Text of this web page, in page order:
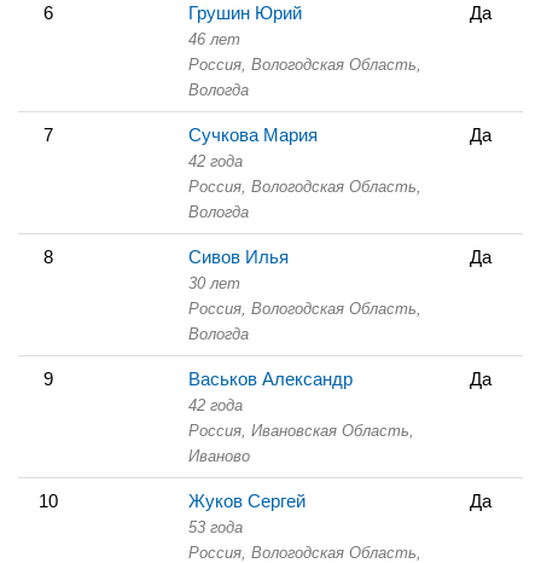
6 Грушин Юрий
46 лет
Россия, Вологодская Область,
Вологда
Да
7 Сучкова Мария
42 года
Россия, Вологодская Область,
Вологда
Да
8 Сивов Илья
30 лет
Россия, Вологодская Область,
Вологда
Да
9 Васьков Александр
42 года
Россия, Ивановская Область,
Иваново
Да
10 Жуков Сергей
53 года
Россия, Вологодская Область,
Да